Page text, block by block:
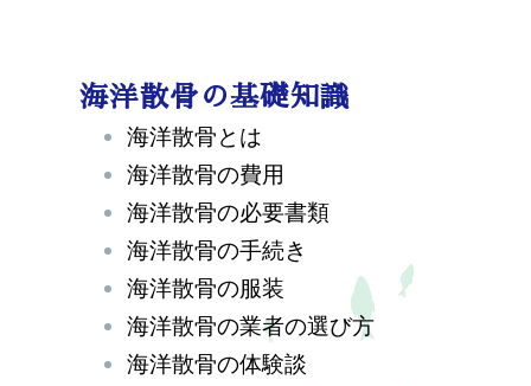
海洋散骨の基礎知識
海洋散骨とは
海洋散骨の費用
海洋散骨の必要書類
海洋散骨の手続き
海洋散骨の服装
海洋散骨の業者の選び方
海洋散骨の体験談